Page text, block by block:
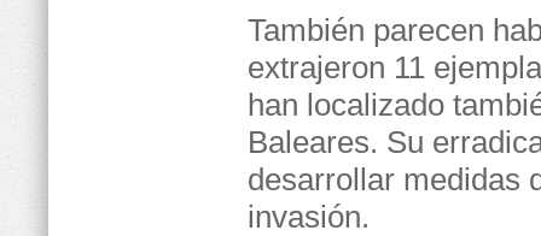
También parecen
extrajeron 11
han localizado
Baleares. Su
desarrollar medidas
invasión.